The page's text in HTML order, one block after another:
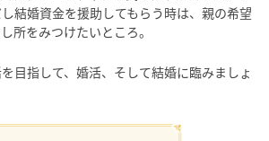
結婚資金を援助してもらう時は、親の希望
所をみつけたいところ。
目指して、婚活、そして結婚に臨みましょ